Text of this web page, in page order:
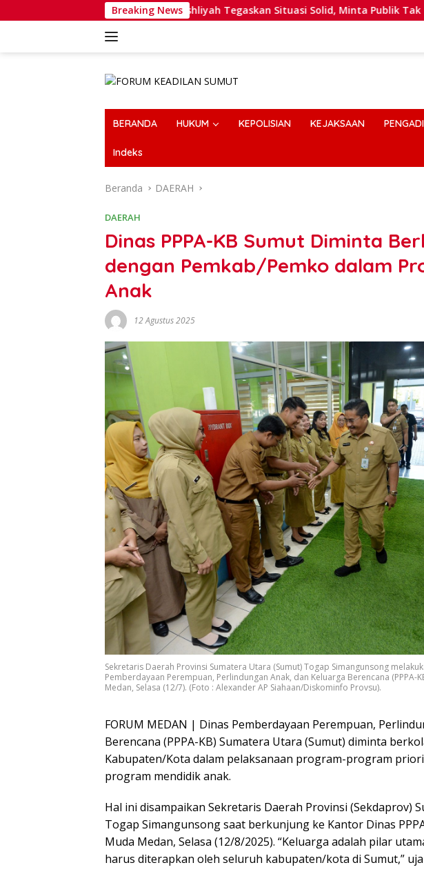
ke
Breaking News
GP Al-Washliyah Tegaskan Situasi Solid, Minta Publik Tak Terpancing Isu
BERANDA HUKUM KEPOLISIAN KEJAKSAAN
Indeks
Beranda DAERAH
DAERAH
Dinas PPPA-KB Sumut Diminta
dengan Pemkab/Pemko dalam
Anak
12 Agustus 2025
Sekretaris Daerah Provinsi Sumatera Utara (Sumut) Togap Simangunsong
Pemberdayaan Perempuan, Perlindungan Anak, dan Keluarga Berencana (PPPA-
Medan, Selasa (12/7). (Foto : Alexander AP Siahaan/Diskominfo Provsu).
FORUM MEDAN | Dinas Pemberdayaan Perempuan,
Berencana (PPPA-KB) Sumatera Utara (Sumut) diminta
Kabupaten/Kota dalam pelaksanaan program-program
program mendidik anak.
Hal ini disampaikan Sekretaris Daerah Provinsi (Sekdaprov)
Togap Simangunsong saat berkunjung ke Kantor Dinas
Muda Medan, Selasa (12/8/2025). “Keluarga adalah pilar
harus diterapkan oleh seluruh kabupaten/kota di Sumut,”